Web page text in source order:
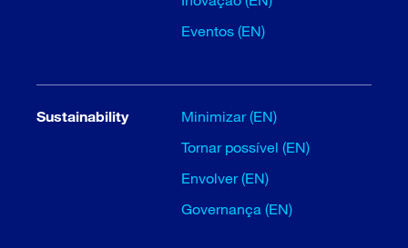
Eventos (EN)
Sustainability
Minimizar (EN)
Tornar possível (EN)
Envolver (EN)
Governança (EN)